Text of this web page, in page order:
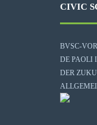
CIVIC
BVSC-
DE PAOLI
DER